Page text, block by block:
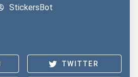
StickersBot
TWITTER